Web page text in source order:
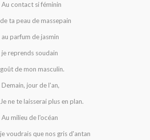
Au contact si féminin
de ta peau de massepain
au parfum de jasmin
je reprends soudain
goût de mon masculin.
Demain, jour de l'an,
Je ne te laisserai plus en plan.
Au milieu de l'océan
je voudrais que nos gris d'antan